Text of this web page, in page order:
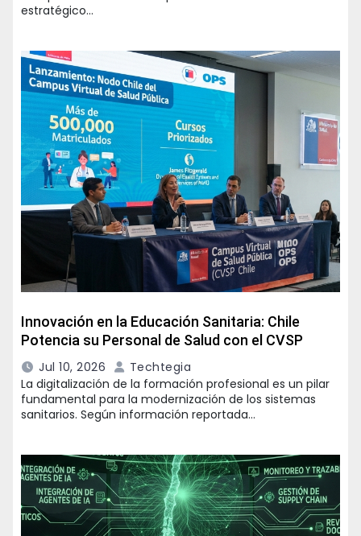
estratégico…
Innovación en la Educación Sanitaria: Chile
Potencia su Personal de Salud con el CVSP
Jul 10, 2026
Techtegia
La digitalización de la formación profesional es un pilar
fundamental para la modernización de los sistemas
sanitarios. Según información reportada…